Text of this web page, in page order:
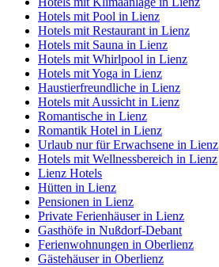
Hotels mit Pool in Lienz
Hotels mit Restaurant in Lienz
Hotels mit Sauna in Lienz
Hotels mit Whirlpool in Lienz
Hotels mit Yoga in Lienz
Haustierfreundliche in Lienz
Hotels mit Aussicht in Lienz
Romantische in Lienz
Romantik Hotel in Lienz
Urlaub nur für Erwachsene in Lienz
Hotels mit Wellnessbereich in Lienz
Lienz Hotels
Hütten in Lienz
Pensionen in Lienz
Private Ferienhäuser in Lienz
Gasthöfe in Nußdorf-Debant
Ferienwohnungen in Oberlienz
Gästehäuser in Oberlienz